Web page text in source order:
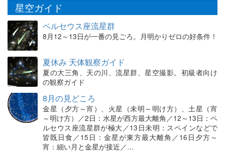
星空ガイド
ペルセウス座流星群
8月12～13日が一番の見ごろ。月明かりゼロの好条件！
夏休み 天体観察ガイド
夏の大三角、天の川、流星群、星空撮影。初級者向け
の観察ガイド
8月の見どころ
金星（夕方～宵）、火星（未明～明け方）、土星（宵
～明け方）／2日：水星が西方最大離角／12～13日：ペ
ルセウス座流星群が極大／13日未明：スペインなどで
皆既日食／15日：金星が東方最大離角／16日夕方～
宵：細い月と金星が接近／…